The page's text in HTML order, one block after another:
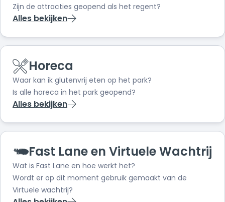
Zijn de attracties geopend als het regent?
Alles bekijken
Horeca
Waar kan ik glutenvrij eten op het park?
Is alle horeca in het park geopend?
Alles bekijken
Fast Lane en Virtuele Wachtrij
Wat is Fast Lane en hoe werkt het?
Wordt er op dit moment gebruik gemaakt van de
Virtuele wachtrij?